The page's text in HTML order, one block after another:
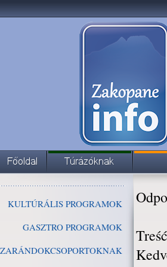
KULTÚRÁLIS PROGRAMOK
GASZTRO PROGRAMOK
ZARÁNDOKCSOPORTOKNAK